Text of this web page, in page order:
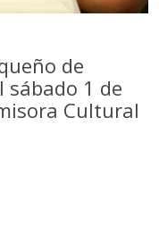
de
1 de
Cultural